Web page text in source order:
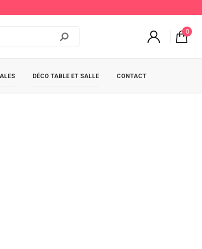
0
DÉCO TABLE ET SALLE CONTACT